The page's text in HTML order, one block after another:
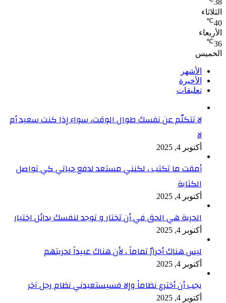
38
الثلاثاء
40
℃
الأربعاء
36
℃
الخميس
الأشهر
الأخيرة
تعليقات
لا تتكلّم عن نفسك طوال الوقت، سواء إذا كنت سعيد أم
لا
أكتوبر 4, 2025
أمقت ما تكتب ، لكنني مستعد لدفع حياتي كي تواصل
الكتابة
أكتوبر 4, 2025
الحرية هي الحق في أن تختار و توجد لنفسك بدائل اختيار
أكتوبر 4, 2025
ليس هناك أحرارٌ تماماً ، لأن هناك عبيداً لحريتهم
أكتوبر 4, 2025
يجب أن أخترع نظاماً وإلا فسيستعبدني نظام رجل آخر
أكتوبر 4, 2025